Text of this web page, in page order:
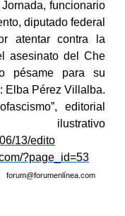
funcionario
diputado federal
atentar contra la
asesinato del Che
pésame para su
Elba Pérez Villalba.
editorial
ilustrativo
13/edito
?page_id=53